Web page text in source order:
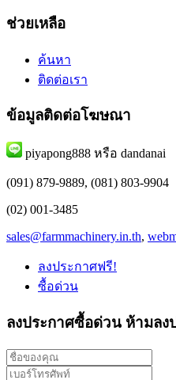
ช่วยเหลือ
ค้นหา
ติดต่อเรา
ข้อมูลติดต่อโฆษณา
piyapong888 หรือ dandanai
(091) 879-9889, (081) 803-9904
(02) 001-3485
sales@farmmachinery.in.th,
ลงประกาศฟรี!
ซื้อด่วน
ลงประกาศซื้อด่วน ห้ามลง